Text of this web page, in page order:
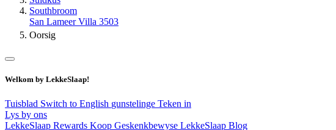
Southbroom
San Lameer Villa 3503
Oorsig
Welkom by LekkeSlaap!
Tuisblad Switch to English gunstelinge Teken in
Lys by ons
LekkeSlaap Rewards Koop Geskenkbewyse LekkeSlaap Blog